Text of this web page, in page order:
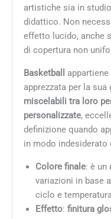
artistiche sia in
didattico. Non
effetto lucido, anche
di copertura non
Basketball
apprezzata per la
miscelabili tra loro
personalizzate,
definizione quando
in modo indesiderato
Colore finale: è un
variazioni in base
ciclo e
Effetto: finitura